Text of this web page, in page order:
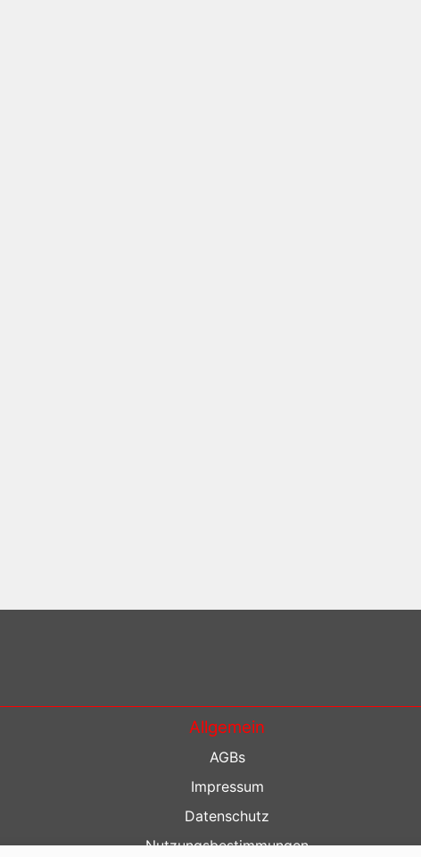
Allgemein
AGBs
Impressum
Datenschutz
Nutzungsbestimmungen